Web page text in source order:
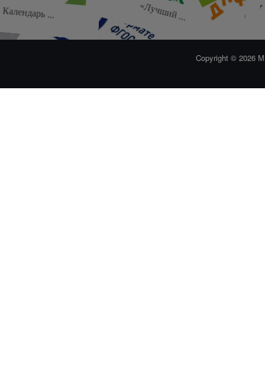
2-й муниципальный ...
Календарь ... «Лучший ...
Copyright © 2026